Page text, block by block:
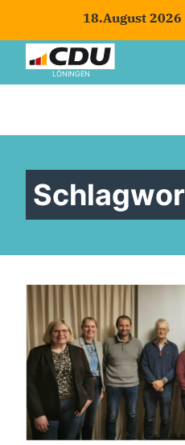
18.August 2026
LÖNINGEN